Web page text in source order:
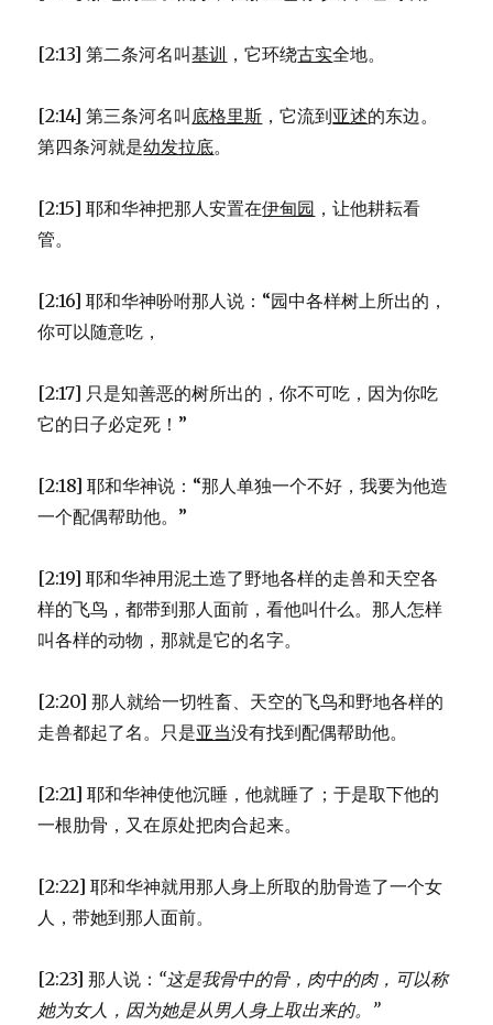
[2:13] 第二条河名叫基训 ，它环绕古实全地。
[2:14] 第三条河名叫 底格里斯 ，它流到亚述的东边。
第四条河就是幼发拉底。
[2:15] 耶和华神把那人安置在伊甸园 ，让他耕耘看
管。
[2:16] 耶和华神吩咐那人说：“园中各样树上所出的，
你可以随意吃，
[2:17] 只是知善恶的树所出的，你不可吃，因为你吃
它的日子必定死！”
[2:18] 耶和华神说：“那人单独一个不好，我要为他造
一个配偶帮助他。”
[2:19] 耶和华神用泥土造了野地各样的走兽和天空各
样的飞鸟，都带到那人面前，看他叫什么。那人怎样
叫各样的动物，那就是它的名字。
[2:20] 那人就给一切牲畜、天空的飞鸟和野地各样的
走兽都起了名。只是亚当没有找到配偶帮助他。
[2:21] 耶和华神使他沉睡，他就睡了；于是取下他的
一根肋骨，又在原处把肉合起来。
[2:22] 耶和华神就用那人身上所取的肋骨造了一个女
人，带她到那人面前。
[2:23] 那人说： “这是我骨中的骨， 肉中的肉， 可以称
她为女人， 因为她是从男人身上取出来的。”